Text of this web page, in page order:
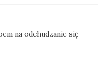
na odchudzanie się